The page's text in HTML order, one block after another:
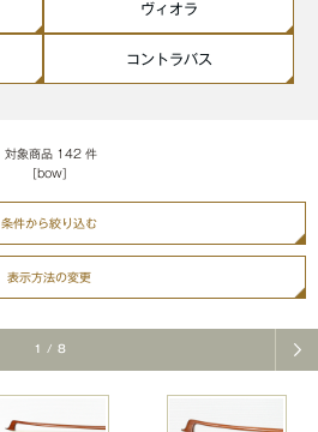
ヴィオラ
コントラバス
対象商品 142 件
[bow]
条件から絞り込む
表示方法の変更
1 / 8